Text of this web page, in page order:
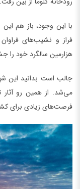
با این وجود، باز هم
هزارمین سالگرد خود
جالب است بدانید این
می‌شد. از همین رو آثار
فرصت‌های زیادی برای